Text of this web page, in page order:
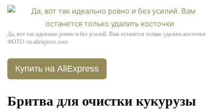
Да, вот так идеально ровно и без усилий. Вам останется только удалить косточки
ФОТО: ru.aliexpress.com
Купить на AliExpress
Бритва для очистки кукурузы